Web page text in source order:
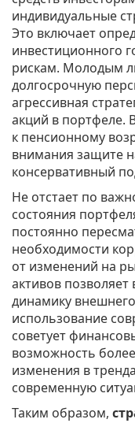
индивидуальные
Это включает
инвестиционного
рискам. Молодым
долгосрочную
агрессивная
акций в портфеле.
к пенсионному
внимания защите
консервативный
Не отстает по
состояния
постоянно
необходимости
от изменений на
активов
динамику
использование
советует
возможность
изменения в
современную
Таким образом,